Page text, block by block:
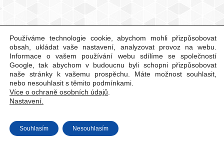
Používáme technologie cookie, abychom mohli přizpůsobovat
obsah, ukládat vaše nastavení, analyzovat provoz na webu.
Informace o vašem používání webu sdílíme se společností
Google, tak abychom v budoucnu byli schopni přizpůsobovat
naše stránky k vašemu prospěchu. Máte možnost souhlasit,
nebo nesouhlasit s těmito podmínkami.
Více o ochraně osobních údajů
Nastavení.
Souhlasím Nesouhlasím